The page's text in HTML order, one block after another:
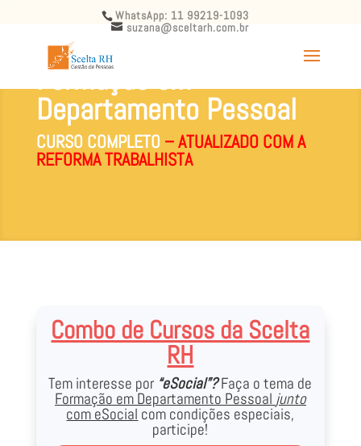
WhatsApp: 11 99219-1093
suzana@sceltarh.com.br
Formação em
Departamento Pessoal
CURSO COMPLETO – ATUALIZADO COM A
REFORMA TRABALHISTA
Combo de Cursos da Scelta
RH
Tem interesse por “eSocial”?Faça o tema de
Formação em Departamento Pessoal junto
com eSocial com condições especiais,
participe!